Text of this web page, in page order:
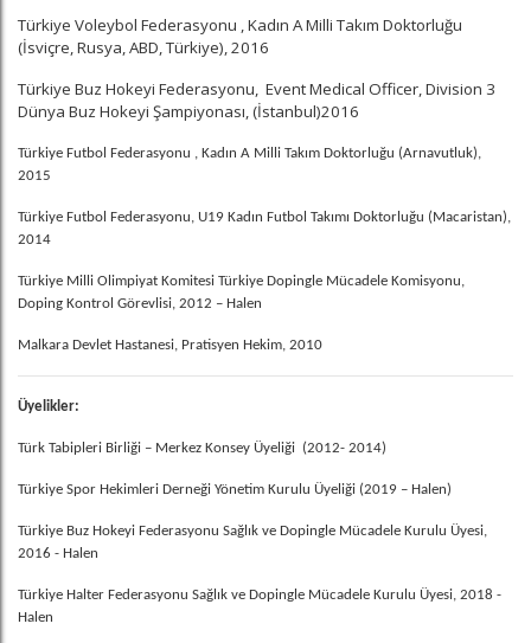
Türkiye Voleybol Federasyonu , Kadın A Milli Takım Doktorluğu
(İsviçre, Rusya, ABD, Türkiye), 2016
Türkiye Buz Hokeyi Federasyonu, Event Medical Officer, Division 3
Dünya Buz Hokeyi Şampiyonası, (İstanbul)2016
Türkiye Futbol Federasyonu , Kadın A Milli Takım Doktorluğu (Arnavutluk),
2015
Türkiye Futbol Federasyonu, U19 Kadın Futbol Takımı Doktorluğu (Macaristan),
2014
Türkiye Milli Olimpiyat Komitesi Türkiye Dopingle Mücadele Komisyonu,
Doping Kontrol Görevlisi, 2012 – Halen
Malkara Devlet Hastanesi, Pratisyen Hekim, 2010
Üyelikler:
Türk Tabipleri Birliği – Merkez Konsey Üyeliği (2012- 2014)
Türkiye Spor Hekimleri Derneği Yönetim Kurulu Üyeliği (2019 – Halen)
Türkiye Buz Hokeyi Federasyonu Sağlık ve Dopingle Mücadele Kurulu Üyesi,
2016 - Halen
Türkiye Halter Federasyonu Sağlık ve Dopingle Mücadele Kurulu Üyesi, 2018 -
Halen